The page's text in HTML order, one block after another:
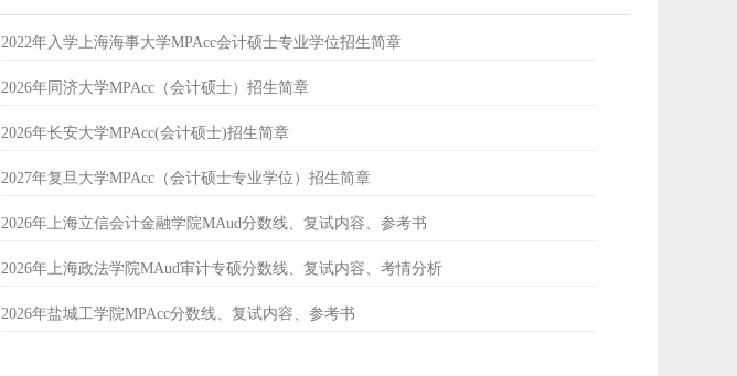
2022年入学上海海事大学MPAcc会计硕士专业学位招生简章
2026年同济大学MPAcc（会计硕士）招生简章
2026年长安大学MPAcc(会计硕士)招生简章
2027年复旦大学MPAcc（会计硕士专业学位）招生简章
2026年上海立信会计金融学院MAud分数线、复试内容、参考书
2026年上海政法学院MAud审计专硕分数线、复试内容、考情分析
2026年盐城工学院MPAcc分数线、复试内容、参考书